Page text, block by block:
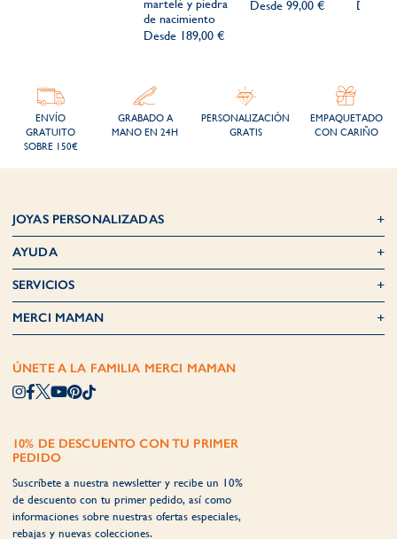
martelé y piedra
de nacimiento
Desde 189,00 €
Desde 99,00 €
Desde
ENVÍO
GRATUITO
SOBRE 150€
GRABADO A
MANO EN 24H
PERSONALIZACIÓN
GRATIS
EMPAQUETADO
CON CARIÑO
JOYAS PERSONALIZADAS
AYUDA
SERVICIOS
MERCI MAMAN
ÚNETE A LA FAMILIA MERCI MAMAN
10% DE DESCUENTO CON TU PRIMER
PEDIDO
Suscríbete a nuestra newsletter y recibe un 10%
de descuento con tu primer pedido, así como
informaciones sobre nuestras ofertas especiales,
rebajas y nuevas colecciones.